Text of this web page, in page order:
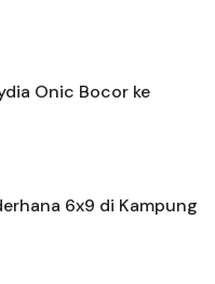
Onic Bocor ke
6x9 di Kampung